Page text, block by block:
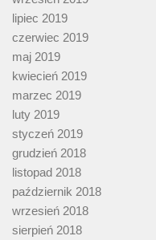
lipiec 2019
czerwiec 2019
maj 2019
kwiecień 2019
marzec 2019
luty 2019
styczeń 2019
grudzień 2018
listopad 2018
październik 2018
wrzesień 2018
sierpień 2018